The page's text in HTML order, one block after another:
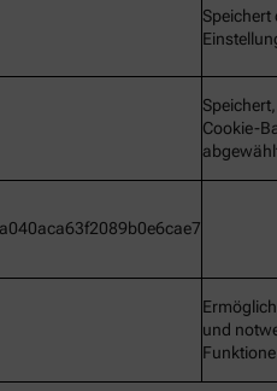
Speichert
Cookie-
und